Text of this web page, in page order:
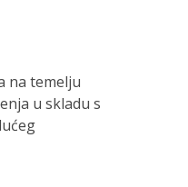
na temelju
u skladu s